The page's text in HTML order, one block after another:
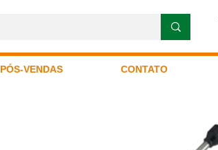
PÓS-VENDAS CONTATO